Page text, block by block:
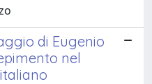
di Eugenio
nel